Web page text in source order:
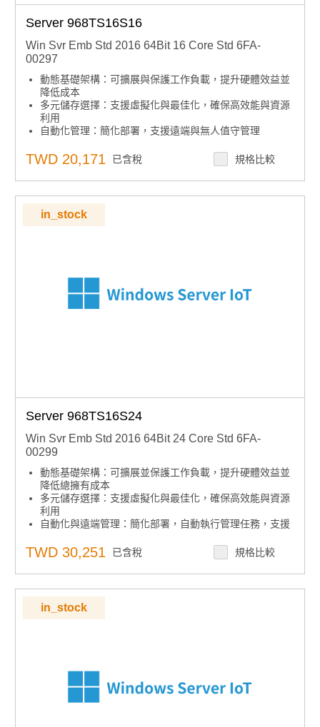
Server 968TS16S16
Win Svr Emb Std 2016 64Bit 16 Core Std 6FA-
00297
動態基礎架構：可擴展與保護工作負載，提升硬體效益並
降低成本
多元儲存選擇：支援虛擬化與最佳化，確保高效能與資源
利用
自動化管理：簡化部署，支援遠端與無人值守管理
下單須知：嵌入式授權產品不可取消、退貨或退款，下單
前請確認型號
TWD 20,171 已含稅 規格比較
in_stock
Server 968TS16S24
Win Svr Emb Std 2016 64Bit 24 Core Std 6FA-
00299
動態基礎架構：可擴展並保護工作負載，提升硬體效益並
降低總擁有成本
多元儲存選擇：支援虛擬化與最佳化，確保高效能與資源
利用
自動化與遠端管理：簡化部署，自動執行管理任務，支援
集中安全控管：內建安全功能，集中管理存取與稽核，協
助設備鎖定
下單須知：嵌入式授權產品不可取消、退貨或退款，下單
前請確認型號
TWD 30,251 已含稅 規格比較
in_stock